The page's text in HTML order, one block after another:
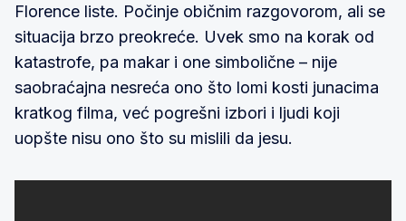
Florence liste. Počinje običnim razgovorom, ali se
situacija brzo preokreće. Uvek smo na korak od
katastrofe, pa makar i one simbolične – nije
saobraćajna nesreća ono što lomi kosti junacima
kratkog filma, već pogrešni izbori i ljudi koji
uopšte nisu ono što su mislili da jesu.